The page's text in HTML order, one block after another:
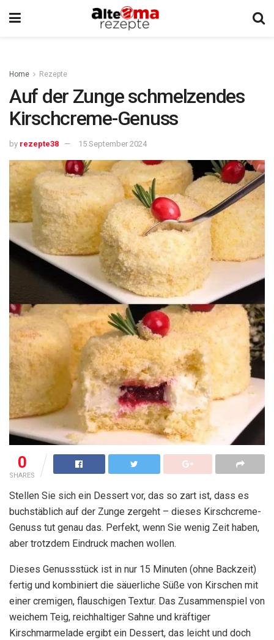
Home Rezepte
Auf der Zunge schmelzendes
Kirschcreme-Genuss
by rezepte38 15 September 2024
0
SHARES
Stellen Sie sich ein Dessert vor, das so zart ist, dass es
buchstäblich auf der Zunge zergeht – dieses Kirschcreme-
Genuss tut genau das. Perfekt, wenn Sie wenig Zeit haben,
aber trotzdem Eindruck machen wollen.
Dieses Genussstück ist in nur 15 Minuten (ohne Backzeit)
fertig und kombiniert die säuerliche Süße von Kirschen mit
einer cremigen, flauschigen Textur. Das Zusammenspiel von
weichem Teig, reichhaltiger Sahne und kräftiger
Kirschmarmelade ergibt ein Dessert, das leicht und doch